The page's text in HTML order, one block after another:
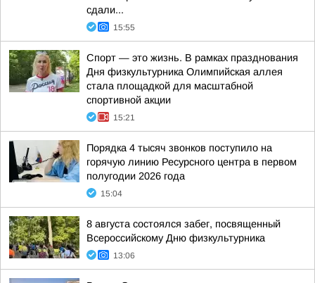
сдали...
15:55
Спорт — это жизнь. В рамках празднования
Дня физкультурника Олимпийская аллея
стала площадкой для масштабной
спортивной акции
15:21
Порядка 4 тысяч звонков поступило на
горячую линию Ресурсного центра в первом
полугодии 2026 года
15:04
8 августа состоялся забег, посвященный
Всероссийскому Дню физкультурника
13:06